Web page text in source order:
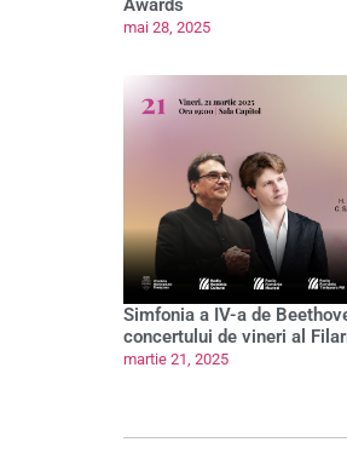
Awards
mai 28, 2025
Simfonia a IV-a de
concertului de vineri al
martie 21, 2025